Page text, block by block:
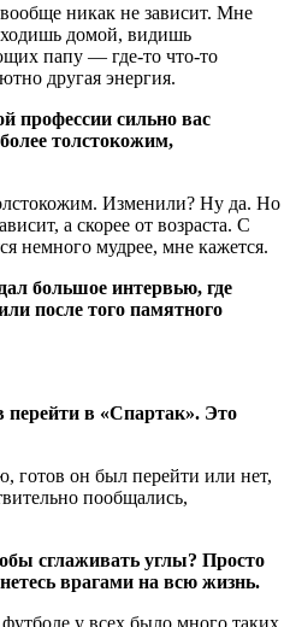
никак не зависит. Мне
домой, видишь
папу — где-то что-то
другая энергия.
профессии сильно вас
толстокожим,
Изменили? Ну да. Но
а скорее от возраста. С
немного мудрее, мне кажется.
большое интервью, где
после того памятного
в «Спартак». Это
готов он был перейти или нет,
пообщались,
сглаживать углы? Просто
врагами на всю жизнь.
у всех было много таких